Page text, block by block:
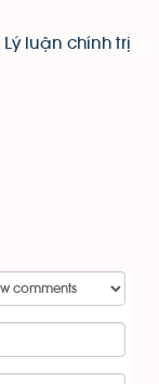
Lý luận chính trị